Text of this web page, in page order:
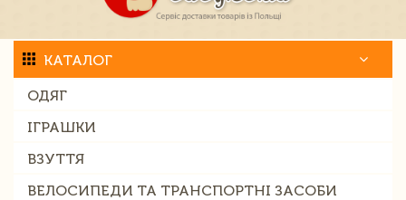
КАТАЛОГ
ОДЯГ
ІГРАШКИ
ВЗУТТЯ
ВЕЛОСИПЕДИ ТА ТРАНСПОРТНІ ЗАСОБИ